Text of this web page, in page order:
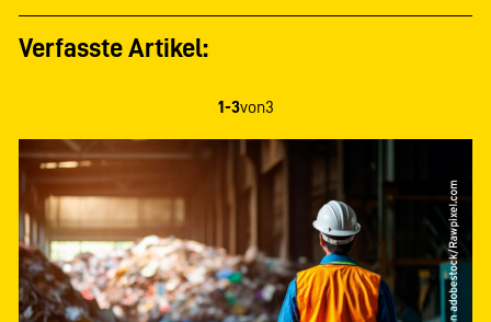
Verfasste Artikel:
1-3von3